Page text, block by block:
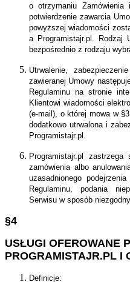
o otrzymaniu
potwierdzenie zawarcia
powyższej wiadomości
a Programistajr.pl. Rodzaj
bezpośrednio z rodzaju
Utrwalenie,
zawieranej Umowy
Regulaminu na stronie
Klientowi wiadomości
(e-mail), o której mowa w
dodatkowo utrwalona i
Programistajr.pl.
Programistajr.pl
zamówienia albo
uzasadnionego
Regulaminu, podania
Serwisu w sposób
§4
USŁUGI OFEROWANE
PROGRAMISTAJR.PL I
Definicje: